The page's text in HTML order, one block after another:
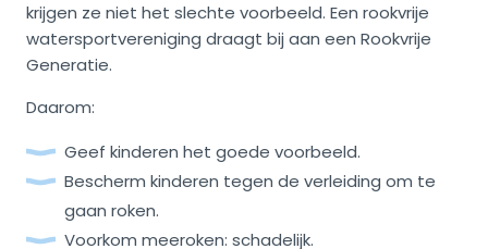
krijgen ze niet het slechte voorbeeld. Een rookvrije
watersportvereniging draagt bij aan een Rookvrije
Generatie.
Daarom:
Geef kinderen het goede voorbeeld.
Bescherm kinderen tegen de verleiding om te
gaan roken.
Voorkom meeroken: schadelijk.